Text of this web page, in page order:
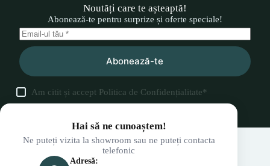
Noutăți care te așteaptă!
Abonează-te pentru surprize și oferte speciale!
Abonează-te
Am citit și accept Politica de Confidențialitate*
Hai să ne cunoaștem!
Ne puteți vizita la showroom sau ne puteți contacta
telefonic
Adresă: